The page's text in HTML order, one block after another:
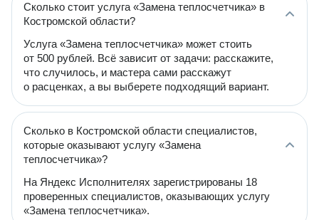
Сколько стоит услуга «Замена теплосчетчика» в
Костромской области?
Услуга «Замена теплосчетчика» может стоить
от 500 рублей. Всё зависит от задачи: расскажите,
что случилось, и мастера сами расскажут
о расценках, а вы выберете подходящий вариант.
Сколько в Костромской области специалистов,
которые оказывают услугу «Замена
теплосчетчика»?
На Яндекс Исполнителях зарегистрированы 18
проверенных специалистов, оказывающих услугу
«Замена теплосчетчика».